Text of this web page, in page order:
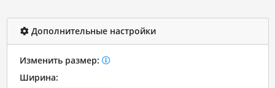
Дополнительные настройки
Изменить размер:
Ширина: